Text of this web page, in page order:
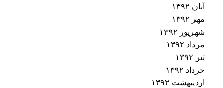
آبان ۱۳۹۲
مهر ۱۳۹۲
شهریور ۱۳۹۲
مرداد ۱۳۹۲
تیر ۱۳۹۲
خرداد ۱۳۹۲
اردیبهشت ۱۳۹۲